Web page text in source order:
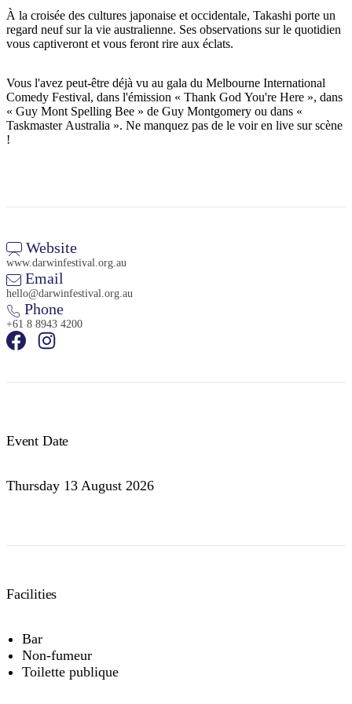
À la croisée des cultures japonaise et occidentale, Takashi porte un
regard neuf sur la vie australienne. Ses observations sur le quotidien
vous captiveront et vous feront rire aux éclats.
Vous l'avez peut-être déjà vu au gala du Melbourne International
Comedy Festival, dans l'émission « Thank God You're Here », dans
« Guy Mont Spelling Bee » de Guy Montgomery ou dans «
Taskmaster Australia ». Ne manquez pas de le voir en live sur scène
!
Website
www.darwinfestival.org.au
Email
hello@darwinfestival.org.au
Phone
+61 8 8943 4200
Event Date
Thursday 13 August 2026
Facilities
Bar
Non-fumeur
Toilette publique